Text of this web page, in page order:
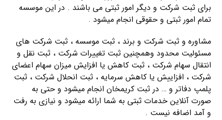
برای ثبت شرکت و دیگر امور ثبتی می باشند . در این موسسه
تمام امور ثبتی و حقوقی انجام میشود .
مشاوره و ثبت شرکت و برند ، ثبت موسسه ، ثبت شرکت های
مسئولیت محدود وهمچنین ثبت تغییرات شرکت ، ثبت نقل و
انتقال سهام شرکت ، ثبت کاهش یا افزایش میزان سهام اعضای
شرکت ، افزاییش یا کاهش سرمایه ، ثبت انحلال شرکت ، ثبت
پلمپ دفاتر و … در ثبت کریمخان انجام میشود و حتی به
صورت آنلاین خدمات ثبتی به شما ارائه میشود و نیازی به رفت
و آمد اضافه نیست .